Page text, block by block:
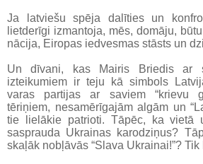
Ja latviešu spēja dalīties un
lietderīgi izmantoja, mēs, domāju,
nācija, Eiropas iedvesmas stāsts un
Un dīvani, kas Mairis Briedis ar
izteikumiem ir teju kā simbols
varas partijas ar saviem “krievu
tēriņiem, nesamērīgajām algām un
tie lielākie patrioti. Tāpēc, ka vietā
sasprauda Ukrainas karodziņus?
skaļāk nobļāvās “Slava Ukrainai!”?